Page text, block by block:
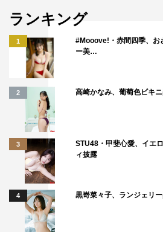
ランキング
1
#Mooove!・赤間四季、お
ー美…
2 高崎かなみ、葡萄色ビキ
3
STU48・甲斐心愛、イエ
ィ披露
4 黒嵜菜々子、ランジェリ